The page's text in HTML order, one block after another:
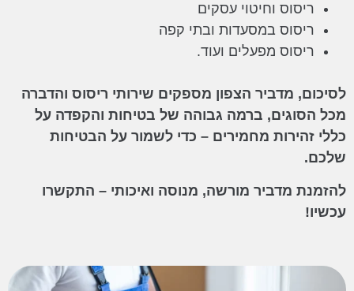
ריסוס וחיטוי עסקים
ריסוס במסעדות ובתי קפה
ריסוס מפעלים ועוד.
לסיכום, מדביר הצפון מספקים שירותי ריסוס והדברה
מכל הסוגים, ברמה גבוהה של בטיחות והקפדה על
כללי זהירות מחמירים – כדי לשמור על הבטיחות
שלכם.
להזמנת מדביר מורשה, מנוסה ואיכותי – התקשרו
עכשיו!